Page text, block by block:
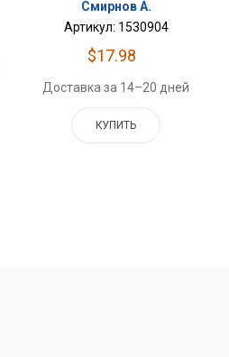
Смирнов А.
Артикул: 1530904
$17.98
Доставка за 14–20 дней
КУПИТЬ